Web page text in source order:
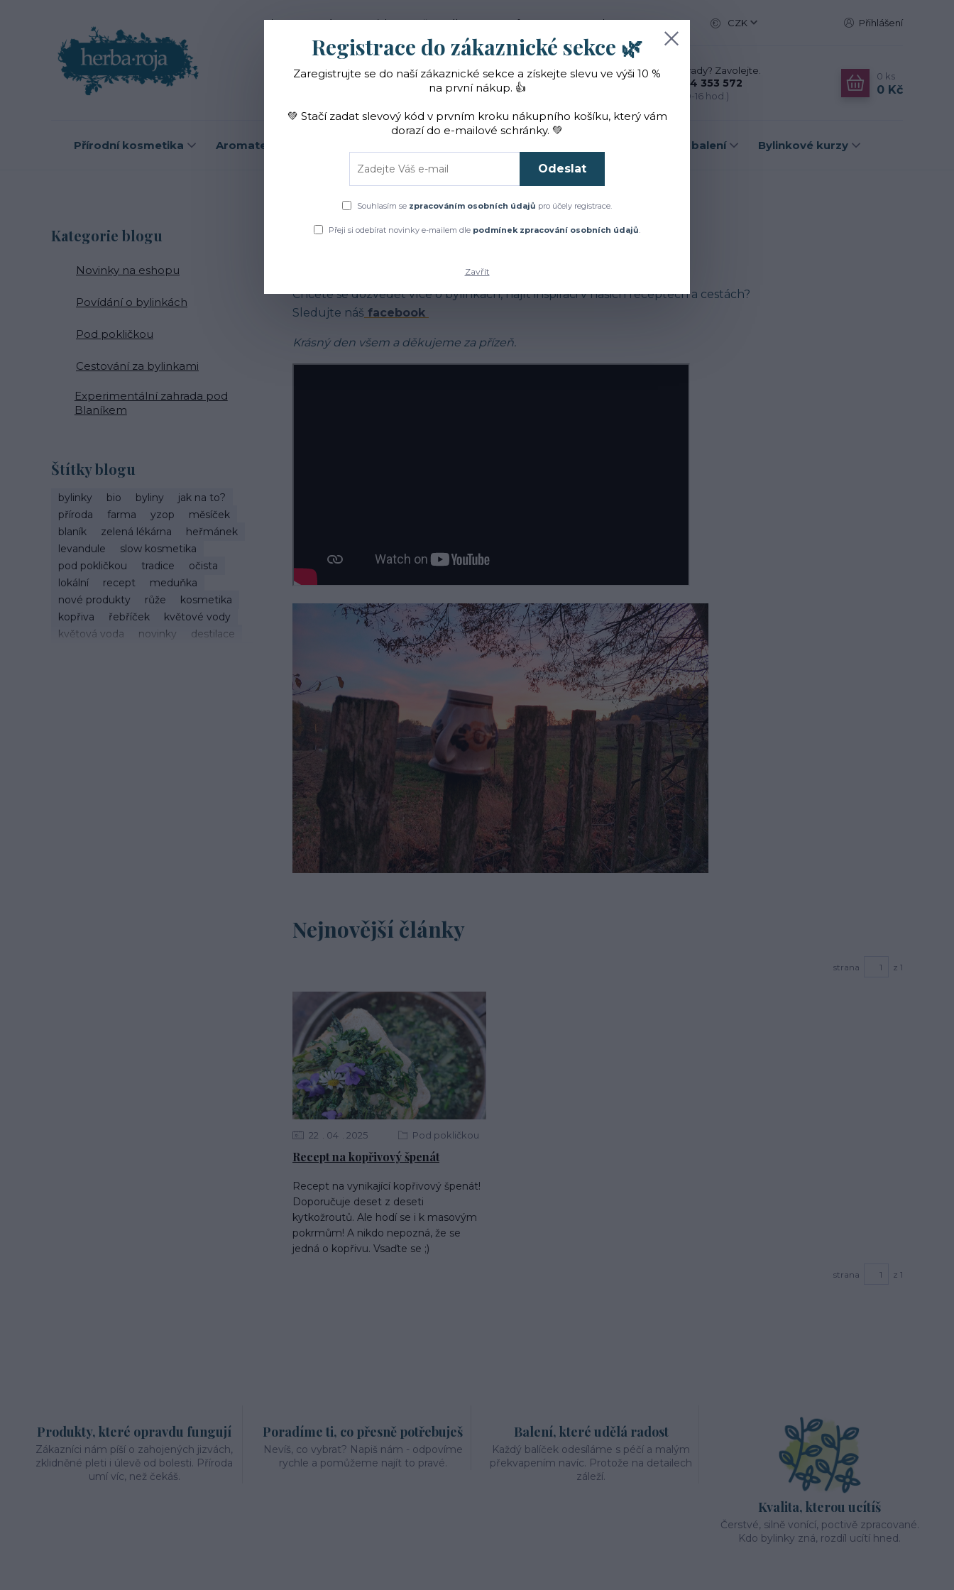
Blog O nás Novinky Vše o nákupu Reference Kontakt CZK Přihlášení
Hledat
Nevíte si rady? Zavolejte.
+420 774 353 572
(Po-Pá, 10-16 hod.)
0 ks
0 Kč
Přírodní kosmetika Aromaterapie Dárková balení Bylinkové kurzy
Úvod Blog
Kategorie blogu
Novinky na eshopu
Povídání o bylinkách
Pod pokličkou
Cestování za bylinkami
Experimentální zahrada pod
Blaníkem
Štítky blogu
bylinky bio byliny
jak na to?
příroda
farma yzop
měsíček
blaník
zelená lékárna
heřmánek
levandule
slow kosmetika
pod pokličkou
tradice
očista
lokální
recept
meduňka
nové produkty
růže
kosmetika
kopřiva
řebříček
květové vody
květová voda
novinky
destilace
Blog
Chcete se dozvědět více o bylinkách, najít inspiraci v našich receptech a cestách?
Sledujte náš facebook
Krásný den všem a děkujeme za přízeň.
Nejnovější články
strana z 1
Recept na kopřivový špenát
22 04 2025 Pod pokličkou
Recept na vynikající kopřivový špenát!
Doporučuje deset z deseti
kytkožroutů. Ale hodí se i k masovým
pokrmům! A nikdo nepozná, že se
jedná o kopřivu. Vsaďte se ;)
strana z 1
Produkty, které opravdu fungují
Zákazníci nám píší o zahojených jizvách,
zklidněné pleti i úlevě od bolesti. Příroda
umí víc, než čekáš.
Poradíme ti, co přesně potřebuješ
Nevíš, co vybrat? Napiš nám - odpovíme
rychle a pomůžeme najít to pravé.
Balení, které udělá radost
Každý balíček odesíláme s péčí a malým
překvapením navíc. Protože na detailech
záleží.
Kvalita, kterou ucítíš
Čerstvé, silně vonící, poctivě zpracované.
Kdo bylinky zná, rozdíl ucítí hned.
Registrace do zákaznické sekce 🌿
Zaregistrujte se do naší zákaznické sekce a získejte slevu ve výši 10 %
na první nákup. 👍
💚 Stačí zadat slevový kód v prvním kroku nákupního košíku, který vám
dorazí do e-mailové schránky. 💚
Odeslat
Souhlasím se zpracováním osobních údajů pro účely registrace.
Přeji si odebírat novinky e-mailem dle podmínek zpracování osobních údajů.
Zavřít